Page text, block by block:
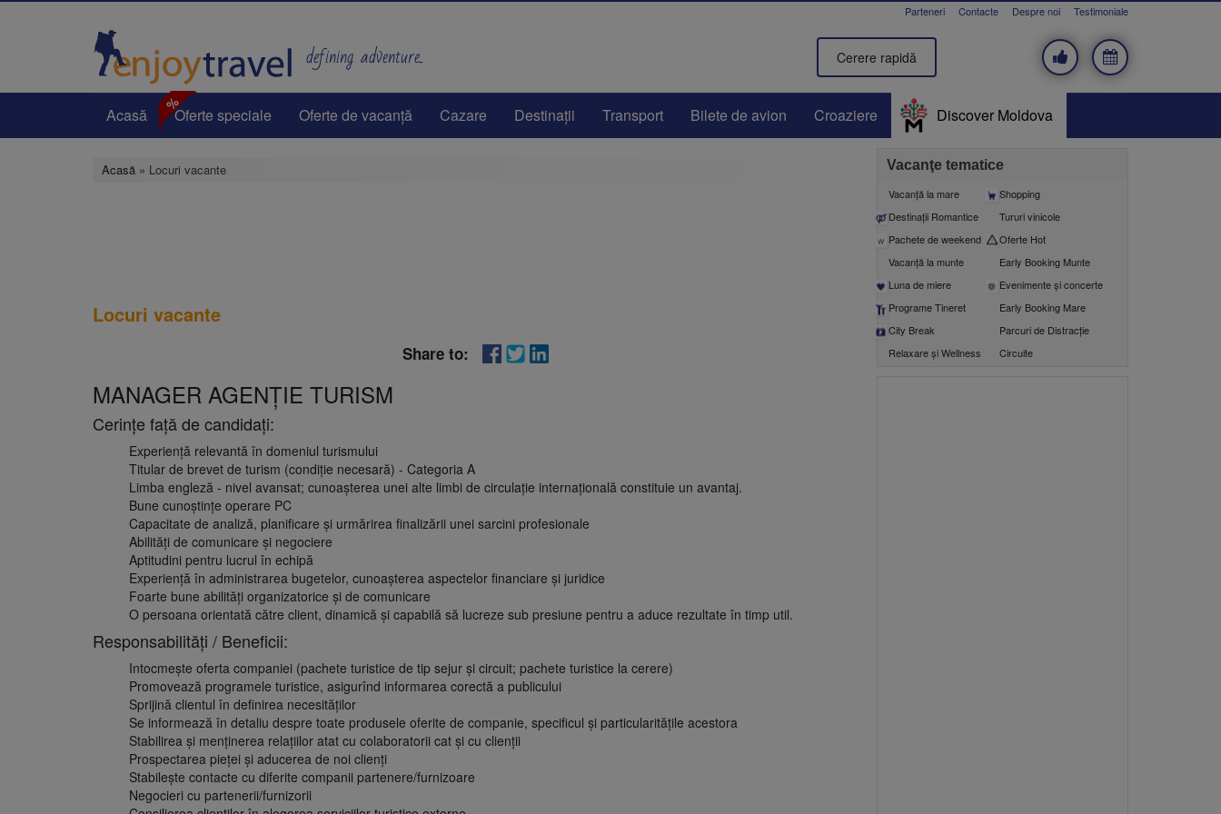
Testimoniale
Despre noi
Contacte
Parteneri
defining adventure.. Cerere rapidă
Acasă
%
Oferte speciale Oferte de vacanță Cazare Destinaţii Transport Bilete de avion Croaziere Discover Moldova
Acasă » Locuri vacante
Locuri vacante
Share to:
MANAGER AGENŢIE TURISM
Cerinţe faţă de candidaţi:
Experienţă relevantă în domeniul turismului
Titular de brevet de turism (condiţie necesară) - Categoria A
Limba engleză - nivel avansat; cunoaşterea unei alte limbi de circulaţie internaţională constituie un avantaj.
Bune cunoştinţe operare PC
Capacitate de analiză, planificare şi urmărirea finalizării unei sarcini profesionale
Abilităţi de comunicare şi negociere
Aptitudini pentru lucrul în echipă
Experienţă în administrarea bugetelor, cunoaşterea aspectelor financiare şi juridice
Foarte bune abilităţi organizatorice şi de comunicare
O persoana orientată către client, dinamică şi capabilă să lucreze sub presiune pentru a aduce rezultate în timp util.
Responsabilităţi / Beneficii:
Intocmeşte oferta companiei (pachete turistice de tip sejur şi circuit; pachete turistice la cerere)
Promovează programele turistice, asigurînd informarea corectă a publicului
Sprijină clientul în definirea necesităţilor
Se informează în detaliu despre toate produsele oferite de companie, specificul şi particularităţile acestora
Stabilirea şi menţinerea relaţiilor atat cu colaboratorii cat şi cu clienţii
Prospectarea pieţei şi aducerea de noi clienţi
Stabileşte contacte cu diferite companii partenere/furnizoare
Negocieri cu partenerii/furnizorii
Vacanţe tematice
Vacanţă la mare
Shopping
Destinații Romantice
Tururi vinicole
Pachete de weekend
Oferte Hot
Vacanță la munte
Early Booking Munte
Luna de miere
Evenimente şi concerte
Programe Tineret
Early Booking Mare
City Break
Parcuri de Distracție
Relaxare și Wellness
Circuite